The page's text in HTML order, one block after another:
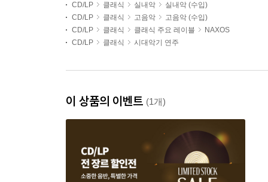
CD/LP
클래식 실내악
실내악 (수입)
CD/LP
클래식 고음악
고음악 (수입)
CD/LP
클래식 클래식 주요 레이블
NAXOS
CD/LP
클래식 시대악기 연주
이 상품의 이벤트 (1개)